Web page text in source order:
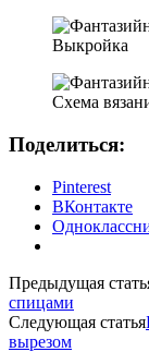
Выкройка
Схема
Поделиться:
Pinterest
ВКонтакте
Предыдущая
спицами
Следующая статья
вырезом